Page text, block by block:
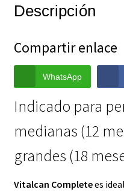
Descripción
Compartir enlace
WhatsApp
Indicado para
medianas (12
grandes (18
Vitalcan Completees